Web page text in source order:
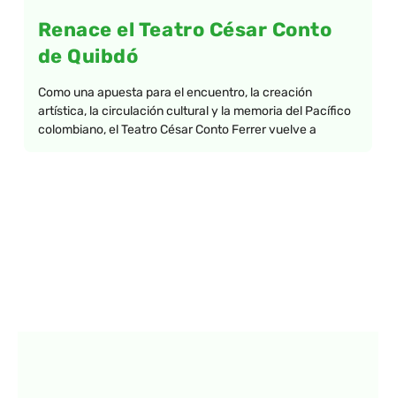
Renace el Teatro César Conto
de Quibdó
Como una apuesta para el encuentro, la creación
artística, la circulación cultural y la memoria del Pacífico
colombiano, el Teatro César Conto Ferrer vuelve a